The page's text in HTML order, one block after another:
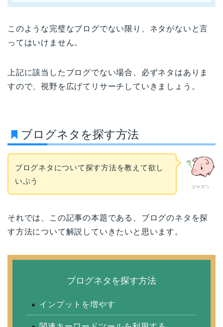
このような完璧なブログでない限り、ネタがないと言
ってはいけません。
上記に該当したブログでない場合、必ずネタはありま
すので、視野を広げてリサーチしていきましょう。
ブログネタを探す方法
ジャス㌧
ブログネタについて探す方法を教えて欲し
いぷう
それでは、この記事の本題である、ブログのネタを探
す方法について解説していきたいと思います。
ブログネタを探す方法
インプットを増やす